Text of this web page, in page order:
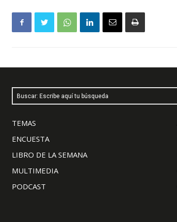
Buscar: Escribe aquí tu búsqueda
TEMAS
ENCUESTA
LIBRO DE LA SEMANA
MULTIMEDIA
PODCAST